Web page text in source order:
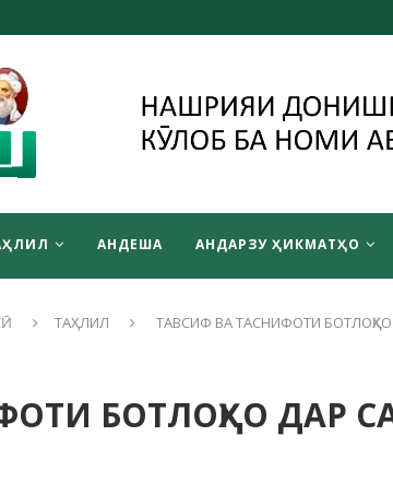
АНДЕША АНДАРЗУ ҲИКМАТҲО
ТАҲЛИЛ ТАВСИФ ВА ТАСНИФОТИ
БОТЛОҚҲО ДАР